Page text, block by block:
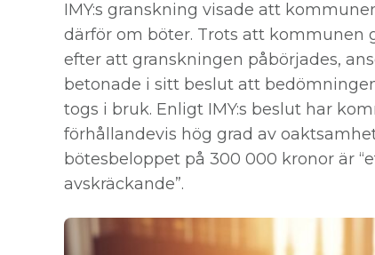
IMY:s granskning visade att
därför om böter. Trots att kommunen
efter att granskningen påbörjades,
betonade i sitt beslut att
togs i bruk. Enligt IMY:s beslut har
förhållandevis hög grad av
bötesbeloppet på 300 000 kronor är
avskräckande”.